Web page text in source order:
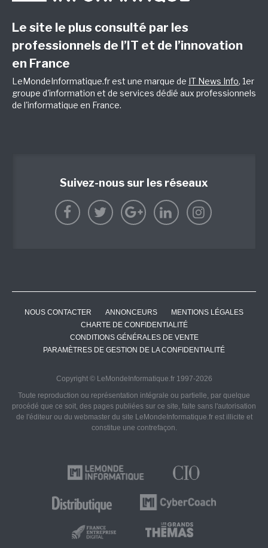
Le site le plus consulté par les
professionnels de l’IT et de l’innovation
en France
LeMondeInformatique.fr est une marque de IT News Info, 1er
groupe d'information et de services dédié aux professionnels
de l'informatique en France.
Suivez-nous sur les réseaux
NOUS CONTACTER ANNONCEURS
MENTIONS LÉGALES
CHARTE DE CONFIDENTIALITÉ
CONDITIONS GÉNÉRALES DE VENTE
PARAMÈTRES DE GESTION DE LA CONFIDENTIALITÉ
Copyright © LeMondeInformatique.fr 1997-2026
Toute reproduction ou représentation intégrale ou partielle, par quelque
procédé que ce soit, des pages publiées sur ce site, faite sans l'autorisation
de l'éditeur ou du webmaster du site LeMondeInformatique.fr est illicite et
constitue une contrefaçon.